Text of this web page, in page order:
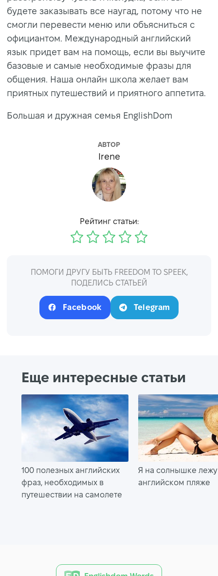
будете заказывать все наугад, потому что не
смогли перевести меню или объясниться с
официантом. Международный английский
язык придет вам на помощь, если вы выучите
базовые и самые необходимые фразы для
общения. Наша онлайн школа желает вам
приятных путешествий и приятного аппетита.
Большая и дружная семья EnglishDom
АВТОР
Irene
Рейтинг статьи:
ПОМОГИ ДРУГУ БЫТЬ FREEDOM TO SPEEK,
ПОДЕЛИСЬ СТАТЬЕЙ
Facebook Telegram
Еще интересные статьи
100 полезных английских
фраз, необходимых в
путешествии на самолете
Я на солнышке
английском пляже